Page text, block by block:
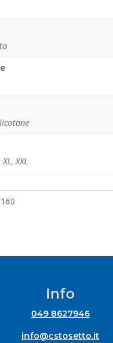
XL , XXL
Info
049 8627946
info@cstosetto.it